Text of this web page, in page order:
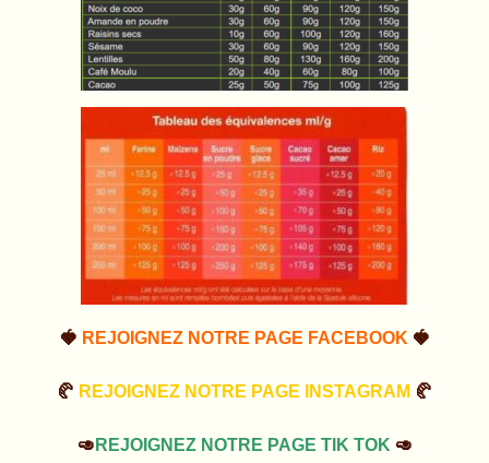
🍓 REJOIGNEZ NOTRE PAGE FACEBOOK 🍓
🥐 REJOIGNEZ NOTRE PAGE INSTAGRAM 🥐
🥑 REJOIGNEZ NOTRE PAGE TIK TOK 🥑